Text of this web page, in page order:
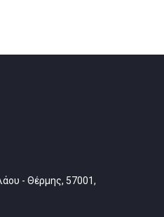
- Θέρμης, 57001,